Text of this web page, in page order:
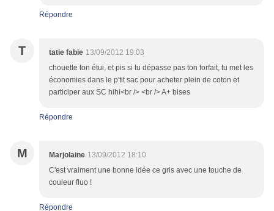
Répondre
T tatie fabie 13/09/2012 19:03
chouette ton étui, et pis si tu dépasse pas ton forfait, tu met les
économies dans le p'tit sac pour acheter plein de coton et
participer aux SC hihi<br /> <br /> A+ bises
Répondre
M Marjolaine 13/09/2012 18:10
C'est vraiment une bonne idée ce gris avec une touche de
couleur fluo !
Répondre